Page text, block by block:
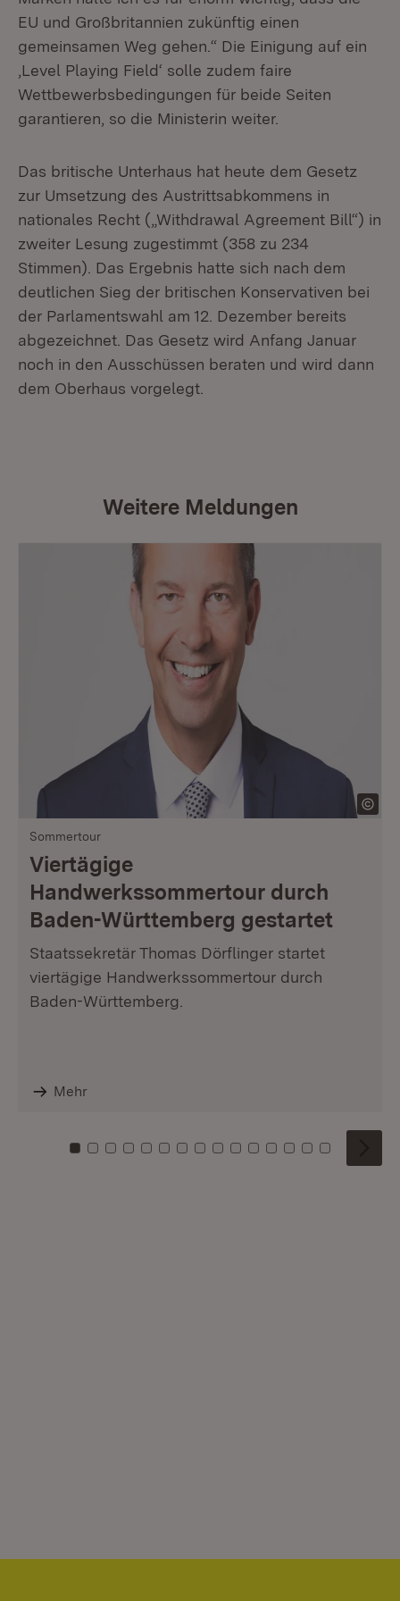
EU und Großbritannien zukünftig einen
gemeinsamen Weg gehen.“ Die Einigung auf ein
‚Level Playing Field‘ solle zudem faire
Wettbewerbsbedingungen für beide Seiten
garantieren, so die Ministerin weiter.
Das britische Unterhaus hat heute dem Gesetz
zur Umsetzung des Austrittsabkommens in
nationales Recht („Withdrawal Agreement Bill“) in
zweiter Lesung zugestimmt (358 zu 234
Stimmen). Das Ergebnis hatte sich nach dem
deutlichen Sieg der britischen Konservativen bei
der Parlamentswahl am 12. Dezember bereits
abgezeichnet. Das Gesetz wird Anfang Januar
noch in den Ausschüssen beraten und wird dann
dem Oberhaus vorgelegt.
Weitere Meldungen
Sommertour
Viertägige
Handwerkssommertour durch
Baden-Württemberg gestartet
Staatssekretär Thomas Dörflinger startet
viertägige Handwerkssommertour durch
Baden-Württemberg.
Mehr
Zu Kachel: 0
Zu Kachel: 1
Zu Kachel: 2
Zu Kachel: 3
Zu Kachel: 4
Zu Kachel: 5
Zu Kachel: 6
Zu Kachel: 7
Zu Kachel: 8
Zu Kachel: 9
Zu Kachel: 10
Zu Kachel: 11
Zu Kachel: 12
Zu Kachel:
Zu